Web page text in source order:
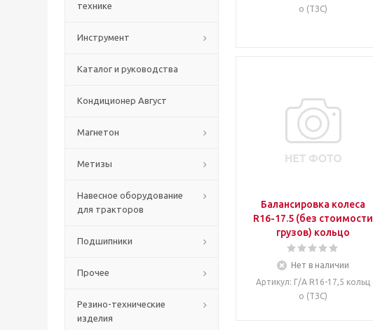
технике
Инструмент
Каталог и руководства
Кондиционер Август
Магнетон
Метизы
Навесное оборудование
для тракторов
Подшипники
Прочее
Резино-технические
изделия
о (ТЗС)
Балансировка колеса
R16-17.5 (без стоимости
грузов) кольцо
Нет в наличии
Артикул: Г/А R16-17,5 кольц
о (ТЗС)